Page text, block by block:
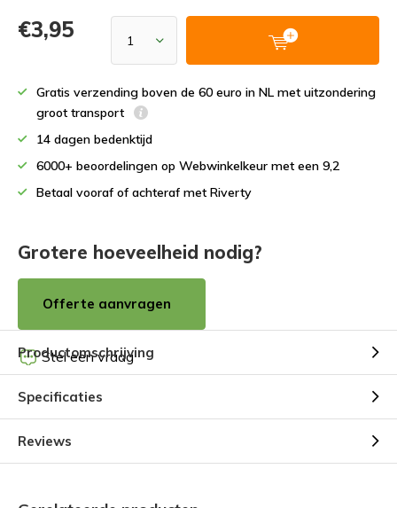
€3,95
Gratis verzending boven de 60 euro in NL met uitzondering
groot transport
14 dagen bedenktijd
6000+ beoordelingen op Webwinkelkeur met een 9,2
Betaal vooraf of achteraf met Riverty
Grotere hoeveelheid nodig?
Offerte aanvragen
Stel een vraag
Productomschrijving
Specificaties
Reviews